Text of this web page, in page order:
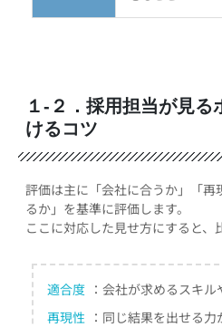
１-２．採用担当が見る
けるコツ
評価は主に「会社に合うか」「再
るか」を基準に評価します。
ここに対応した見せ方にすると、
適合度 ：会社が求めるスキ
再現性 ：同じ結果を出せる